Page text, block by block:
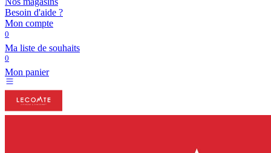
Besoin d'aide ?
Mon compte
0
Ma liste de souhaits
0
Mon panier